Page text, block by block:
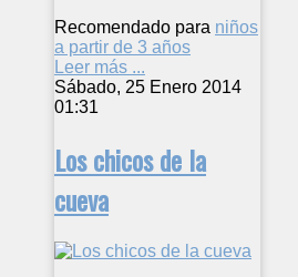
Recomendado para niños
a partir de 3 años
Leer más ...
Sábado, 25 Enero 2014
01:31
Los chicos de la
cueva